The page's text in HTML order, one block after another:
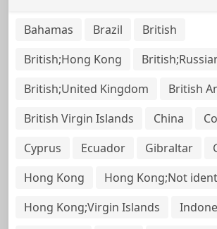
Bahamas Brazil
British
British;Hong Kong
British;United Kingdom
British
British Virgin Islands
China
Cyprus
Ecuador Gibraltar
Hong Kong
Hong Kong;Not
Hong Kong;Virgin Islands